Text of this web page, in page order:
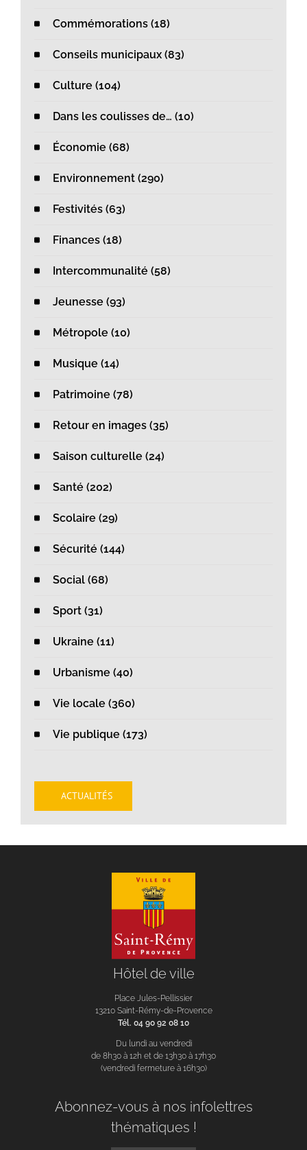
Commémorations (18)
Conseils municipaux (83)
Culture (104)
Dans les coulisses de… (10)
Économie (68)
Environnement (290)
Festivités (63)
Finances (18)
Intercommunalité (58)
Jeunesse (93)
Métropole (10)
Musique (14)
Patrimoine (78)
Retour en images (35)
Saison culturelle (24)
Santé (202)
Scolaire (29)
Sécurité (144)
Social (68)
Sport (31)
Ukraine (11)
Urbanisme (40)
Vie locale (360)
Vie publique (173)
ACTUALITÉS
Hôtel de ville
Place Jules-Pellissier
13210 Saint-Rémy-de-Provence
Tél. 04 90 92 08 10
Du lundi au vendredi
de 8h30 à 12h et de 13h30 à 17h30
(vendredi fermeture à 16h30)
Abonnez-vous à nos infolettres
thématiques !